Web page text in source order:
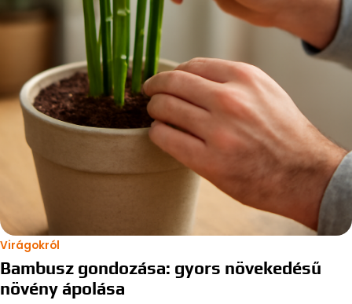
Virágokról
Bambusz gondozása: gyors növekedésű
növény ápolása